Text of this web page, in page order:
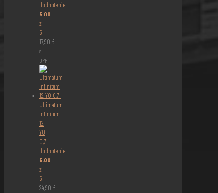
Hodnotenie
5.00
z
5
17,90 €
s
DPH
Ultimatum
Infinitum
12
YO
0,7l
Hodnotenie
5.00
z
5
24,90 €